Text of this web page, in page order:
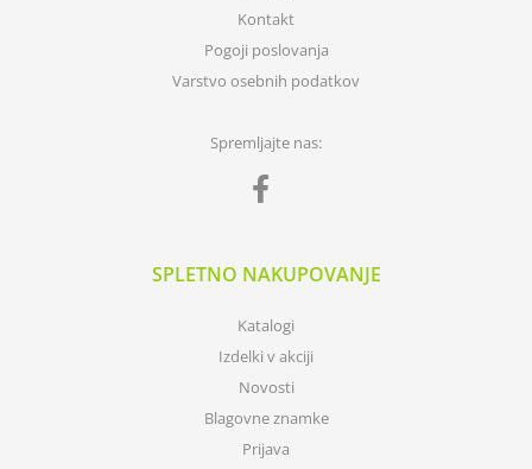
Kontakt
Pogoji poslovanja
Varstvo osebnih podatkov
Spremljajte nas:
SPLETNO NAKUPOVANJE
Katalogi
Izdelki v akciji
Novosti
Blagovne znamke
Prijava